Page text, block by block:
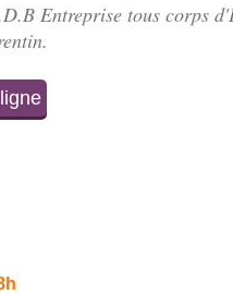
Entreprise tous corps